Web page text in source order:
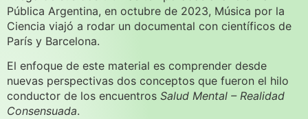
Pública Argentina, en octubre de 2023, Música por la
Ciencia viajó a rodar un documental con científicos de
París y Barcelona.
El enfoque de este material es comprender desde
nuevas perspectivas dos conceptos que fueron el hilo
conductor de los encuentros Salud Mental – Realidad
Consensuada.